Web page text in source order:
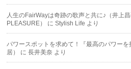
人生のFairWayは奇跡の歌声と共に♪（井上
PLEASURE）
にStylish Life より
パワースポットを求めて！『最高のパワー
居）
に長井美奈 より